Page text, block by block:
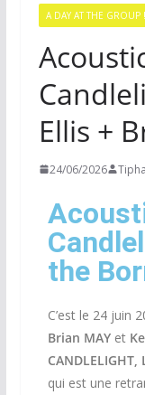
A DAY AT THE GROUP !
Ellis +
24/06/2026
the
C’est le 24 juin
Brian MAYet
qui est une